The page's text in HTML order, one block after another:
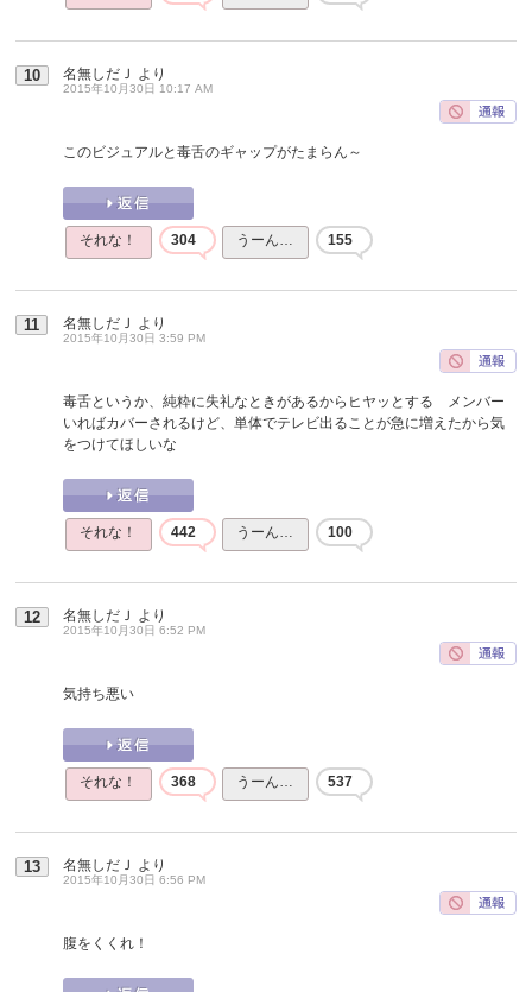
10 名無しだＪ より
2015年10月30日 10:17 AM
このビジュアルと毒舌のギャップがたまらん～
それな！ 304 うーん… 155
11 名無しだＪ より
2015年10月30日 3:59 PM
毒舌というか、純粋に失礼なときがあるからヒヤッとする メンバー
いればカバーされるけど、単体でテレビ出ることが急に増えたから気
をつけてほしいな
それな！ 442 うーん… 100
12 名無しだＪ より
2015年10月30日 6:52 PM
気持ち悪い
それな！ 368 うーん… 537
13 名無しだＪ より
2015年10月30日 6:56 PM
腹をくくれ！